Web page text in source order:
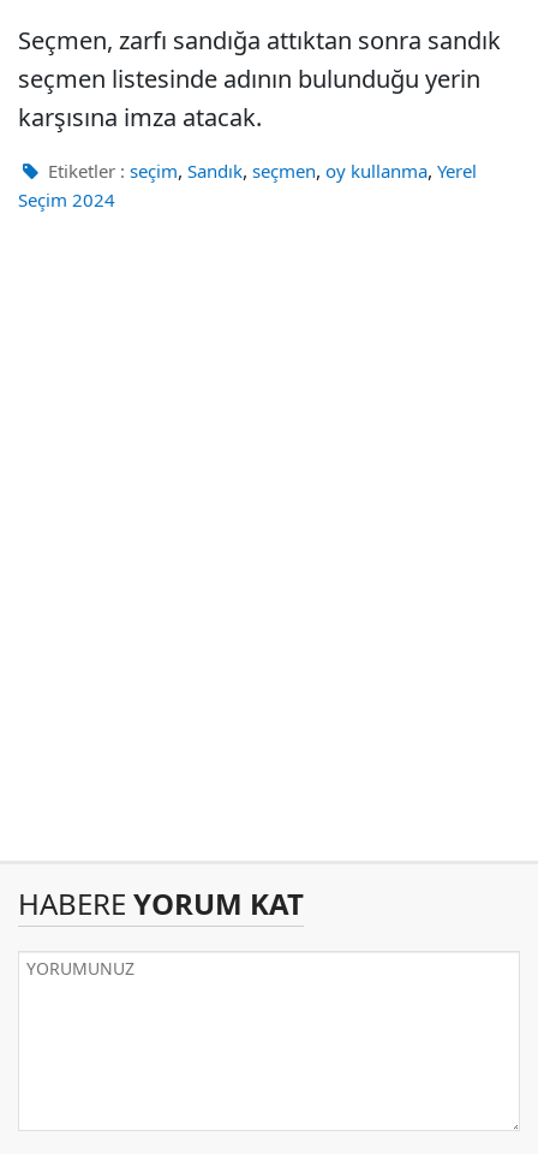
Seçmen, zarfı sandığa attıktan sonra sandık
seçmen listesinde adının bulunduğu yerin
karşısına imza atacak.
Etiketler : seçim, Sandık, seçmen, oy kullanma, Yerel
Seçim 2024
HABERE YORUM KAT